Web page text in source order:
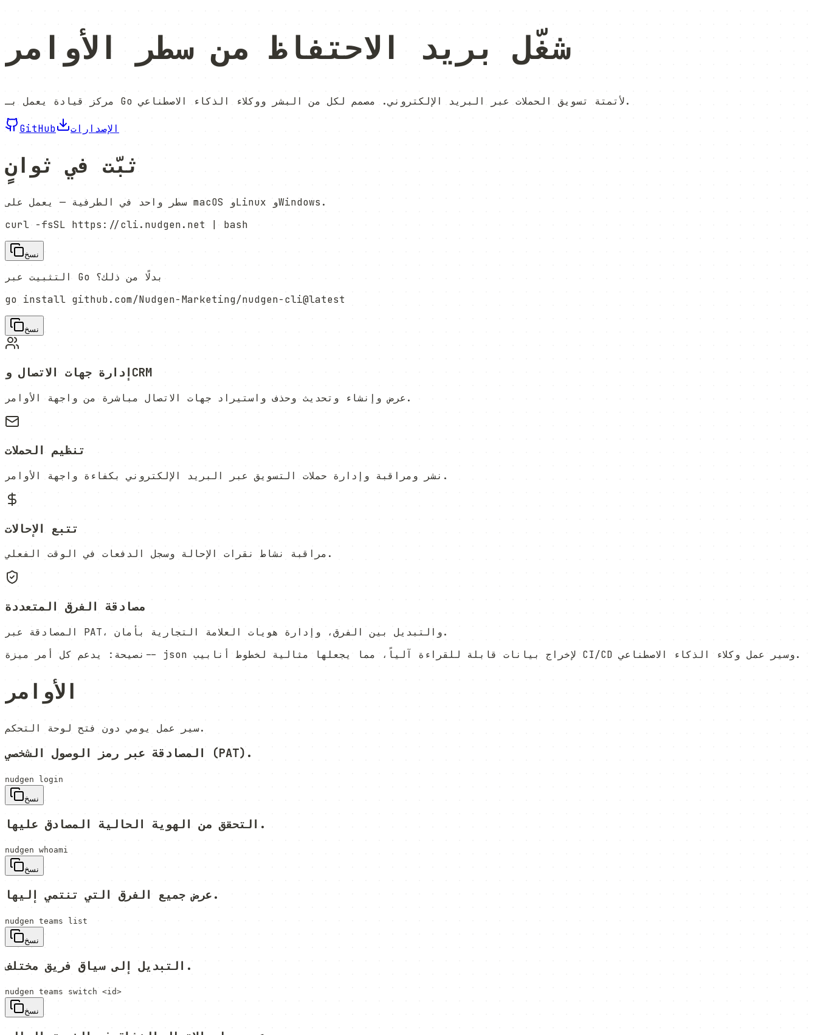
شغّل بريد الاحتفاظ من سطر الأوامر
مركز قيادة يعمل بـ Go لأتمتة تسويق الحملات عبر البريد الإلكتروني. مصمم لكل من البشر ووكلاء الذكاء الاصطناعي.
GitHub الإصدارات
ثبّت في ثوانٍ
سطر واحد في الطرفية — يعمل على macOS وLinux وWindows.
curl -fsSL https://cli.nudgen.net | bash
نسخ
التثبيت عبر Go بدلًا من ذلك؟
go install github.com/Nudgen-Marketing/nudgen-cli@latest
نسخ
إدارة جهات الاتصال وCRM
عرض وإنشاء وتحديث وحذف واستيراد جهات الاتصال مباشرة من واجهة الأوامر.
تنظيم الحملات
نشر ومراقبة وإدارة حملات التسويق عبر البريد الإلكتروني بكفاءة واجهة الأوامر.
تتبع الإحالات
مراقبة نشاط نقرات الإحالة وسجل الدفعات في الوقت الفعلي.
مصادقة الفرق المتعددة
المصادقة عبر PAT، والتبديل بين الفرق، وإدارة هويات العلامة التجارية بأمان.
نصيحة : يدعم كل أمر ميزة --json لإخراج بيانات قابلة للقراءة آلياً، مما يجعلها مثالية لخطوط أنابيب CI/CD وسير عمل وكلاء الذكاء الاصطناعي.
الأوامر
سير عمل يومي دون فتح لوحة التحكم.
المصادقة عبر رمز الوصول الشخصي (PAT).
nudgen login
نسخ
التحقق من الهوية الحالية المصادق عليها.
nudgen whoami
نسخ
عرض جميع الفرق التي تنتمي إليها.
nudgen teams list
نسخ
التبديل إلى سياق فريق مختلف.
nudgen teams switch <id>
نسخ